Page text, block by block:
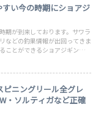
い今の時期にショアジ
期が到来しております。サワラ
などの釣果情報が出回ってきま
ことができるショアジギングを
ピニングリール全グレ
・ソルティガなど正確